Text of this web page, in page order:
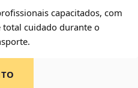
capacitados, com
cuidado durante o